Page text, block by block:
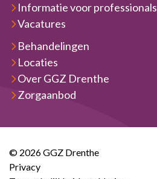
Informatie voor professionals
Vacatures
Behandelingen
Locaties
Over GGZ Drenthe
Zorgaanbod
© 2026 GGZ Drenthe
Privacy